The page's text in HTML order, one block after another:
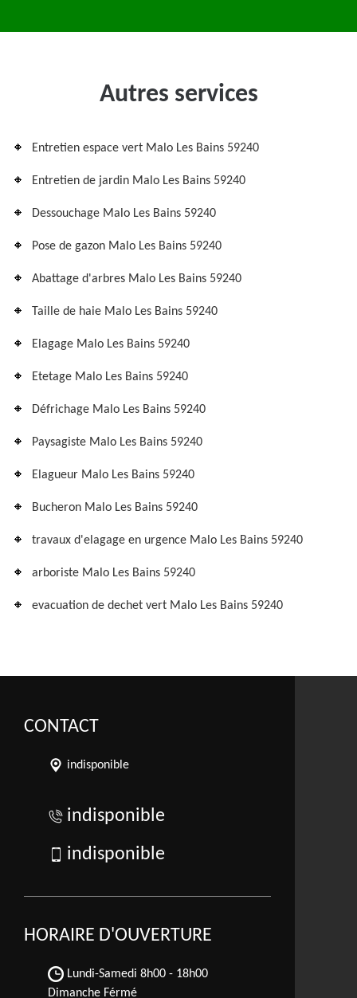
Autres services
Entretien espace vert Malo Les Bains 59240
Entretien de jardin Malo Les Bains 59240
Dessouchage Malo Les Bains 59240
Pose de gazon Malo Les Bains 59240
Abattage d'arbres Malo Les Bains 59240
Taille de haie Malo Les Bains 59240
Elagage Malo Les Bains 59240
Etetage Malo Les Bains 59240
Défrichage Malo Les Bains 59240
Paysagiste Malo Les Bains 59240
Elagueur Malo Les Bains 59240
Bucheron Malo Les Bains 59240
travaux d'elagage en urgence Malo Les Bains 59240
arboriste Malo Les Bains 59240
evacuation de dechet vert Malo Les Bains 59240
CONTACT
indisponible
indisponible
indisponible
HORAIRE D'OUVERTURE
Lundi-Samedi 8h00 - 18h00
Dimanche Férmé